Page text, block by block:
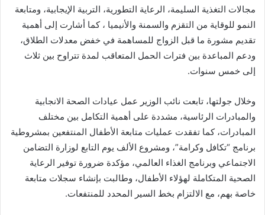
مجالات التغذية السليمة، الرعاية التطورية، التربية الإيجابية، ومتابعة
النمو للوقاية من التقزم والسمنة والأنيميا ، كما أشارت إلى أهمية
تقديم مشورة ما قبل الزواج للمساهمة في خفض معدلات الطلاق،
ودعم المباعدة بين فترات الحمل المتعاقب لمدة تتراوح بين ثلاث
إلى خمس سنوات.
وخلال جولتها، تابعت نائب الوزير عمل عيادات الصحة الانجابية
والمبادرات الرئاسية، مشددة على أهمية التكامل بين مختلف
المبادرات، كما تفقدت عمليات متابعة الأطفال المنتفعين بمشروطية
برنامج “تكافل وكرامة”، ومشروع الألف يوم التابع لوزارة التضامن
الاجتماعي وبرنامج الغذاء العالمي، مؤكدة ضرورة توفير الرعاية
الصحية المتكاملة لهؤلاء الأطفال، وطالبت بإنشاء سجلات متابعة
خاصة بهم، مع الالتزام بخط السير المحدد للمنتفعات.